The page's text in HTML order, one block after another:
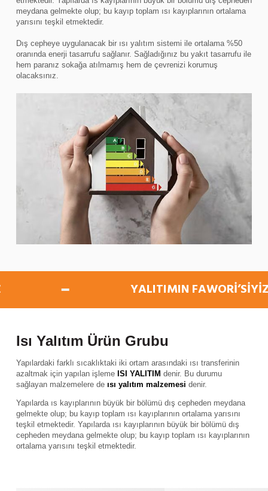
meydana gelmekte olup; bu kayıp toplam ısı kayıplarının ortalama
yarısını teşkil etmektedir.
Dış cepheye uygulanacak bir ısı yalıtım sistemi ile ortalama %50
oranında enerji tasarrufu sağlanır. Sağladığınız bu yakıt tasarrufu ile
hem paranız sokağa atılmamış hem de çevrenizi korumuş
olacaksınız.
YALITIMIN FAWORİ’SİYİZ
Isı Yalıtım Ürün Grubu
Yapılardaki farklı sıcaklıktaki iki ortam arasındaki ısı transferinin
azaltmak için yapılan işleme ISI YALITIM denir. Bu durumu
sağlayan malzemelere de ısı yalıtım malzemesi denir.
Yapılarda ıs kayıplarının büyük bir bölümü dış cepheden meydana
gelmekte olup; bu kayıp toplam ısı kayıplarının ortalama yarısını
teşkil etmektedir. Yapılarda ısı kayıplarının büyük bir bölümü dış
cepheden meydana gelmekte olup; bu kayıp toplam ısı kayıplarının
ortalama yarısını teşkil etmektedir.